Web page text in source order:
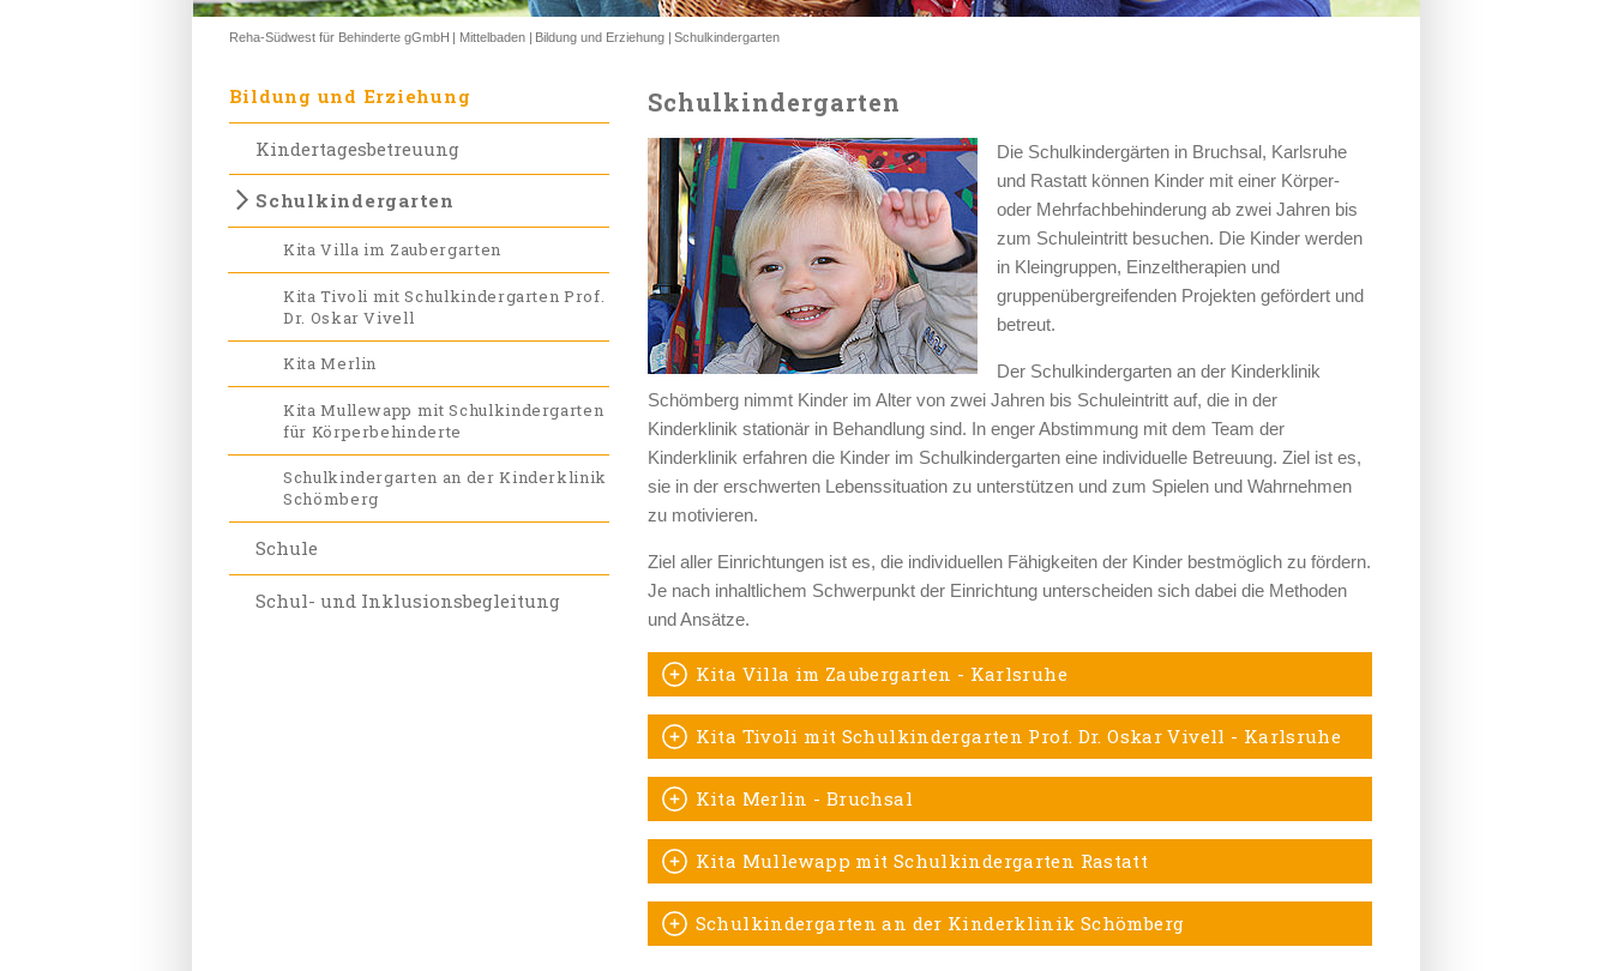
Reha-Südwest für Behinderte gGmbH Mittelbaden Bildung und Erziehung Schulkindergarten
Bildung und Erziehung
Kindertagesbetreuung
Schulkindergarten
Kita Villa im Zaubergarten
Kita Tivoli mit Schulkindergarten Prof.
Dr. Oskar Vivell
Kita Merlin
Kita Mullewapp mit Schulkindergarten
für Körperbehinderte
Schulkindergarten an der Kinderklinik
Schömberg
Schule
Schul- und Inklusionsbegleitung
Schulkindergarten
Die Schulkindergärten in Bruchsal, Karlsruhe
und Rastatt können Kinder mit einer Körper-
oder Mehrfachbehinderung ab zwei Jahren bis
zum Schuleintritt besuchen. Die Kinder werden
in Kleingruppen, Einzeltherapien und
gruppenübergreifenden Projekten gefördert und
betreut.
Der Schulkindergarten an der Kinderklinik
Schömberg nimmt Kinder im Alter von zwei Jahren bis Schuleintritt auf, die in der
Kinderklinik stationär in Behandlung sind. In enger Abstimmung mit dem Team der
Kinderklinik erfahren die Kinder im Schulkindergarten eine individuelle Betreuung. Ziel ist es,
sie in der erschwerten Lebenssituation zu unterstützen und zum Spielen und Wahrnehmen
zu motivieren.
Ziel aller Einrichtungen ist es, die individuellen Fähigkeiten der Kinder bestmöglich zu fördern.
Je nach inhaltlichem Schwerpunkt der Einrichtung unterscheiden sich dabei die Methoden
und Ansätze.
Kita Villa im Zaubergarten - Karlsruhe
Kita Tivoli mit Schulkindergarten Prof. Dr. Oskar Vivell - Karlsruhe
Kita Merlin - Bruchsal
Kita Mullewapp mit Schulkindergarten Rastatt
Schulkindergarten an der Kinderklinik Schömberg